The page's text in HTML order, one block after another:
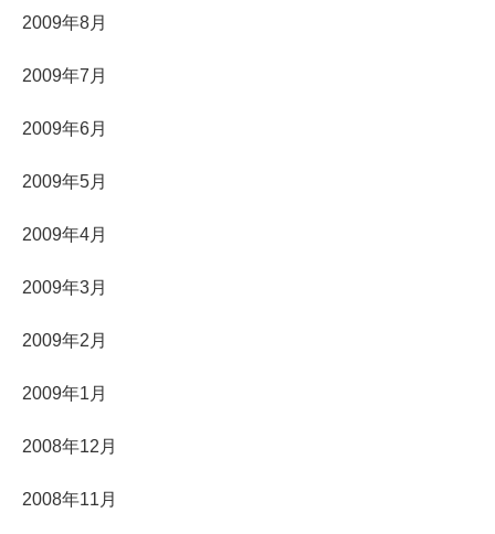
2009年8月
2009年7月
2009年6月
2009年5月
2009年4月
2009年3月
2009年2月
2009年1月
2008年12月
2008年11月